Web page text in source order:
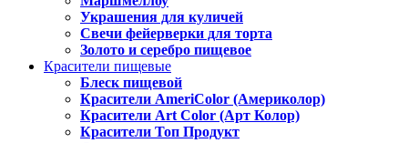
Украшения для куличей
Свечи фейерверки для торта
Золото и серебро пищевое
Красители пищевые
Блеск пищевой
Красители AmeriColor (Америколор)
Красители Art Color (Арт Колор)
Красители Топ Продукт